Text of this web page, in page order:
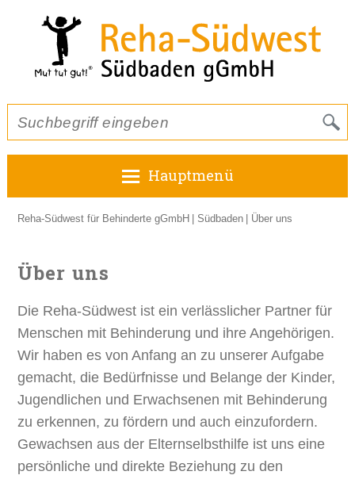
Hauptmenü
Reha-Südwest für Behinderte gGmbH Südbaden Über uns
Über uns
Die Reha-Südwest ist ein verlässlicher Partner für
Menschen mit Behinderung und ihre Angehörigen.
Wir haben es von Anfang an zu unserer Aufgabe
gemacht, die Bedürfnisse und Belange der Kinder,
Jugendlichen und Erwachsenen mit Behinderung
zu erkennen, zu fördern und auch einzufordern.
Gewachsen aus der Elternselbsthilfe ist uns eine
persönliche und direkte Beziehung zu den